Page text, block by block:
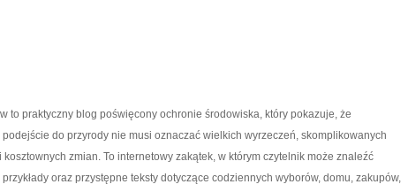
to praktyczny blog poświęcony ochronie środowiska, który pokazuje, że
do przyrody nie musi oznaczać wielkich wyrzeczeń, skomplikowanych
kosztownych zmian. To internetowy zakątek, w którym czytelnik może znaleźć
oraz przystępne teksty dotyczące codziennych wyborów, domu, zakupów,